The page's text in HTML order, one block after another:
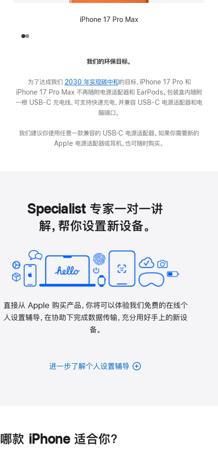
iPhone 17 Pro Max
我们的环保目标。
为了达成我们 2030 年实现碳中和(在
新
窗
打
开)
的目标，iPhone 17 Pro 和
iPhone 17 Pro Max 不再随附电源适配器和 EarPods。包装盒内随附
一根 USB-C 充电线，可支持快速充电，并兼容 USB-C 电源适配器和电
脑端口。
我们建议你使用任意一款兼容的 USB‑C 电源适配器。如果你需要新的
Apple 电源适配器或耳机，也可随时购买。
Specialist 专家一对一讲
解，帮你设置新设备。
直接从 Apple 购买产品，你将可以体验我们免费的在线个
人设置辅导，在协助下完成数据传输，充分用好手上的新设
备。
进一步了解个人设置辅导
哪款 iPhone 适合你？